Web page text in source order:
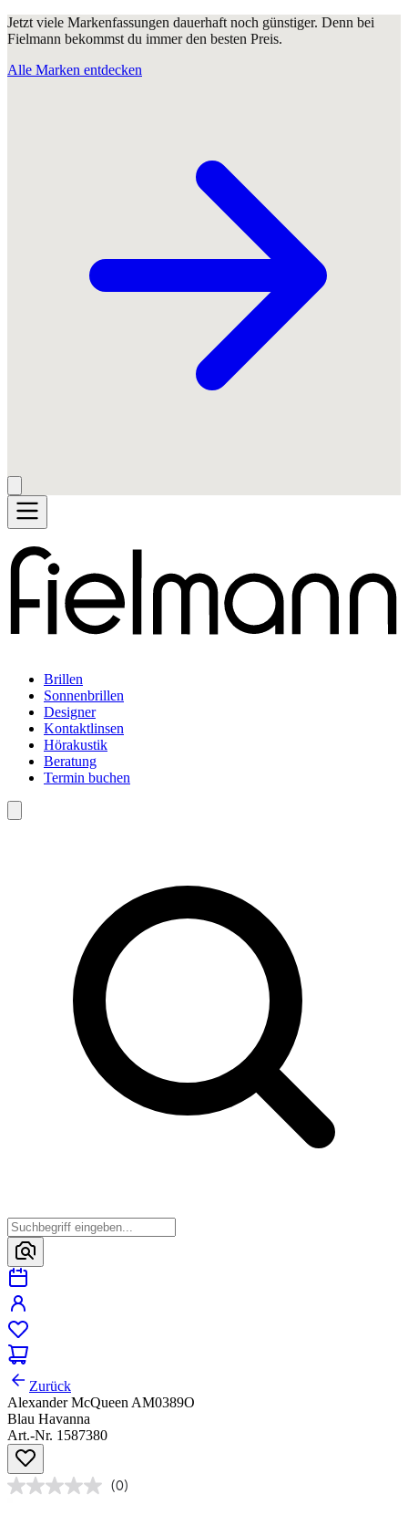
Jetzt viele Markenfassungen dauerhaft noch günstiger. Denn bei
Fielmann bekommst du immer den besten Preis.
Alle Marken entdecken
Brillen
Sonnenbrillen
Designer
Kontaktlinsen
Hörakustik
Beratung
Termin buchen
Zurück
Alexander McQueen AM0389O
Blau Havanna
Art.-Nr. 1587380
(0)